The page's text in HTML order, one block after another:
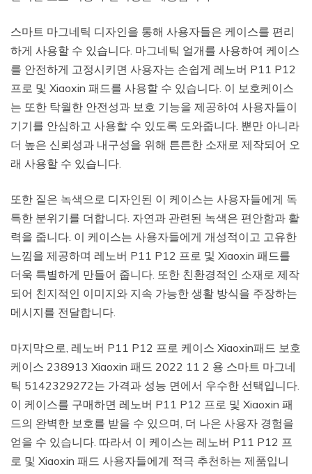
스마트 마그네틱 디자인을 통해 사용자들은 케이스를 편리
하게 사용할 수 있습니다. 마그네틱 얼개를 사용하여 케이스
를 안전하게 고정시키면 사용자는 손쉽게 레노버 P11 P12
프로 및 Xiaoxin 패드를 사용할 수 있습니다. 이 보호케이스
는 또한 탁월한 안전성과 보호 기능을 제공하여 사용자들이
기기를 안심하고 사용할 수 있도록 도와줍니다. 뿐만 아니라
더 높은 신뢰성과 내구성을 위해 튼튼한 소재로 제작되어 오
래 사용할 수 있습니다.
또한 짙은 녹색으로 디자인된 이 케이스는 사용자들에게 독
특한 분위기를 더합니다. 자연과 관련된 녹색은 편안함과 활
력을 줍니다. 이 케이스는 사용자들에게 개성적이고 고유한
느낌을 제공하며 레노버 P11 P12 프로 및 Xiaoxin 패드를
더욱 특별하게 만들어 줍니다. 또한 친환경적인 소재로 제작
되어 친지적인 이미지와 지속 가능한 생활 방식을 주장하는
메시지를 전달합니다.
마지막으로, 레노버 P11 P12 프로 케이스 Xiaoxin패드 보호
케이스 238913 Xiaoxin 패드 2022 11 2 용 스마트 마그네
틱 5142329272는 가격과 성능 면에서 우수한 선택입니다.
이 케이스를 구매하면 레노버 P11 P12 프로 및 Xiaoxin 패
드의 완벽한 보호를 받을 수 있으며, 더 나은 사용자 경험을
얻을 수 있습니다. 따라서 이 케이스는 레노버 P11 P12 프
로 및 Xiaoxin 패드 사용자들에게 적극 추천하는 제품입니